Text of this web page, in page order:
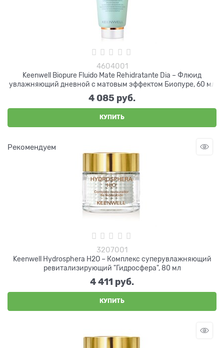
4604001
Keenwell Biopure Fluido Mate Rehidratante Dia – Флюид
увлажняющий дневной с матовым эффектом Биопуре, 60 мл
4 085 руб.
КУПИТЬ
Рекомендуем
3207001
Keenwell Hydrosphera H2O – Комплекс суперувлажняющий
ревитализирующий "Гидросфера", 80 мл
4 411 руб.
КУПИТЬ